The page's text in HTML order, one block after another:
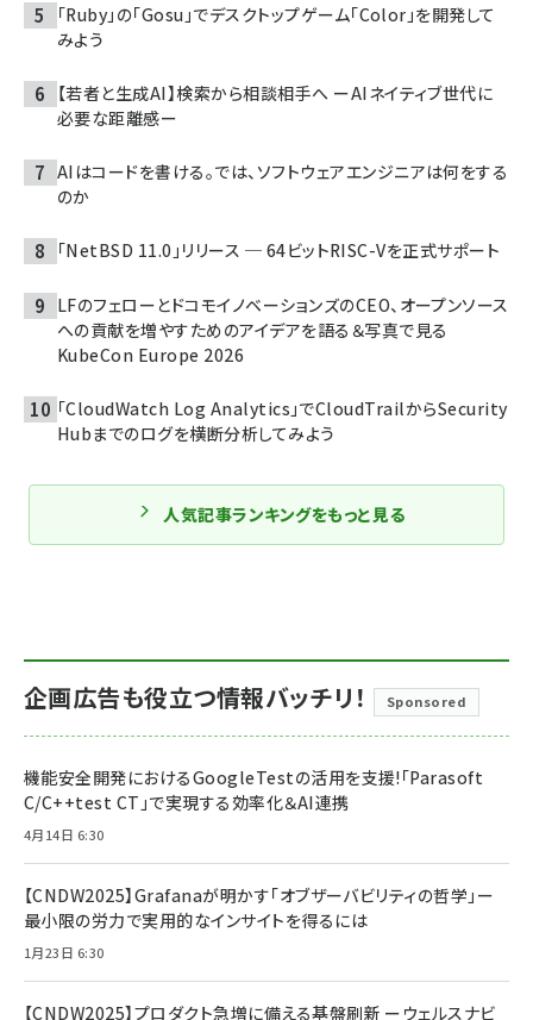
「Ruby」の「Gosu」でデスクトップゲーム「Color」を開発して
みよう
【若者と生成AI】検索から相談相手へ ーAIネイティブ世代に
必要な距離感ー
AIはコードを書ける。では、ソフトウェアエンジニアは何をする
のか
「NetBSD 11.0」リリース ─ 64ビットRISC-Vを正式サポート
LFのフェローとドコモイノベーションズのCEO、オープンソース
への貢献を増やすためのアイデアを語る＆写真で見る
KubeCon Europe 2026
「CloudWatch Log Analytics」でCloudTrailからSecurity
Hubまでのログを横断分析してみよう
人気記事ランキングをもっと見る
企画広告も役立つ情報バッチリ！ Sponsored
機能安全開発におけるGoogleTestの活用を支援!「Parasoft
C/C++test CT」で実現する効率化＆AI連携
4月14日 6:30
【CNDW2025】Grafanaが明かす「オブザーバビリティの哲学」ー
最小限の労力で実用的なインサイトを得るには
1月23日 6:30
【CNDW2025】プロダクト急増に備える基盤刷新 ーウェルスナビ